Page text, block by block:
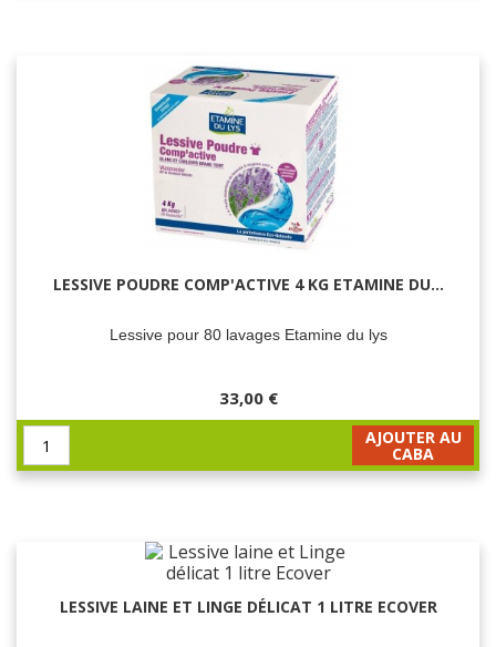
LESSIVE POUDRE COMP'ACTIVE 4 KG ETAMINE DU...
Lessive pour 80 lavages Etamine du lys
33,00 €
AJOUTER AU
CABA
LESSIVE LAINE ET LINGE DÉLICAT 1 LITRE ECOVER